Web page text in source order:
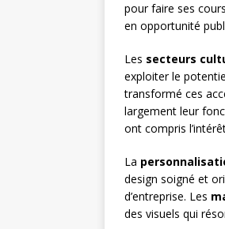
pour faire ses
en opportunité
Les secteurs
exploiter le
transformé ces
largement leur
ont compris
La
design soigné et
d’entreprise. Les
des visuels qui